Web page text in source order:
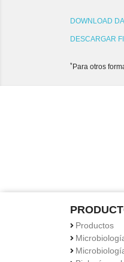
DOWNLOAD
DESCARGAR
* Para otros
Productos